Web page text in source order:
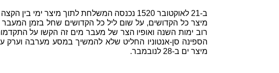
ב-21 לאוקטובר 1520 נכנסה המשלחת לתוך
מיצר כל הקדושים, על שום ליל כל הקדושים שחל בזמן המעבר
הספינה סן-אנטוניו החליט שלא להמשיך במסע מערבה וערק
מיצר ים ב-28 לנובמבר.